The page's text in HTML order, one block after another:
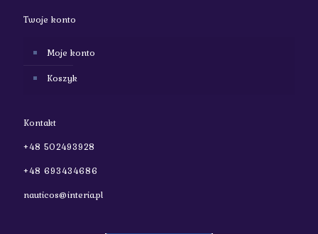
Twoje konto
Moje konto
Koszyk
Kontakt
+48 502493928
+48 693434686
nauticos@interia.pl